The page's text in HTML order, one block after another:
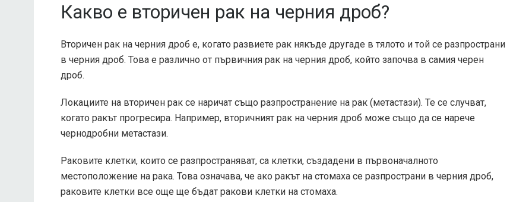
Какво е вторичен рак на черния дроб?
Вторичен рак на черния дроб е, когато развиете рак някъде другаде в тялото и той се разпространи
в черния дроб. Това е различно от първичния рак на черния дроб, който започва в самия черен
дроб.
Локациите на вторичен рак се наричат ​​също разпространение на рак (метастази). Те се случват,
когато ракът прогресира. Например, вторичният рак на черния дроб може също да се нарече
чернодробни метастази.
Раковите клетки, които се разпространяват, са клетки, създадени в първоначалното
местоположение на рака. Това означава, че ако ракът на стомаха се разпространи в черния дроб,
раковите клетки все още ще бъдат ракови клетки на стомаха.